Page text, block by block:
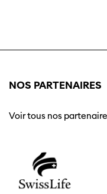
Cette page
optimale
NOS PARTENAIRES
Voir tous nos